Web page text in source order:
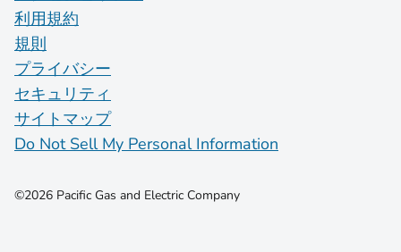
利用規約
規則
プライバシー
セキュリティ
サイトマップ
Do Not Sell My Personal Information
©2026 Pacific Gas and Electric Company